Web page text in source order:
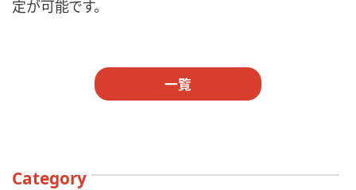
定が可能です。
一覧
Category